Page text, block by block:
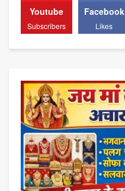
Youtube
Subscribers
Facebook
Likes